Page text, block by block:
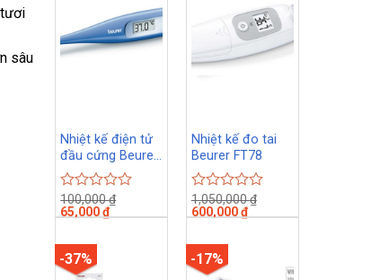
sâu
Nhiệt kế điện tử
đầu cứng Beurer
FT09
Rated
0
of
5
100,000₫
65,000₫
Nhiệt kế đo tai
Beurer FT78
Rated
0
of
5
1,050,000₫
600,000₫
-37% -17%